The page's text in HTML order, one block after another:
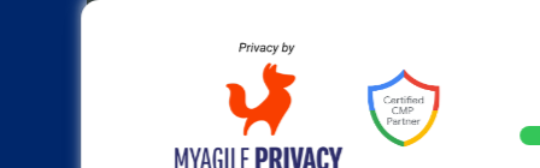
Skip
設計往旗艦機靠攏：Samsung